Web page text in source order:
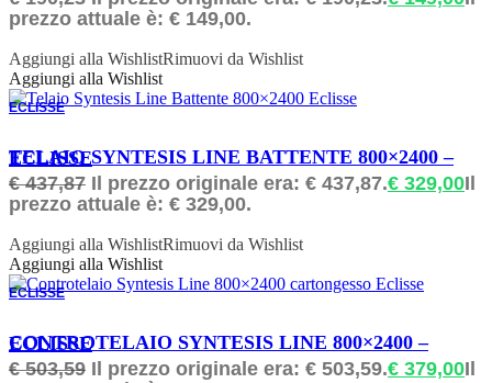
prezzo attuale è: € 149,00.
Aggiungi alla WishlistRimuovi da Wishlist
Aggiungi alla Wishlist
ECLISSE
ORDINABILE
TELAIO SYNTESIS LINE BATTENTE 800×2400 – ECLISSE
€437,87 Il prezzo originale era: € 437,87.€ 329,00Il
prezzo attuale è: € 329,00.
Aggiungi alla WishlistRimuovi da Wishlist
Aggiungi alla Wishlist
ECLISSE
ORDINABILE
CONTROTELAIO SYNTESIS LINE 800×2400 – ECLISSE
€503,59 Il prezzo originale era: € 503,59.€ 379,00Il